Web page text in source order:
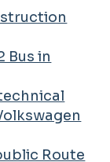
Bus in
Route